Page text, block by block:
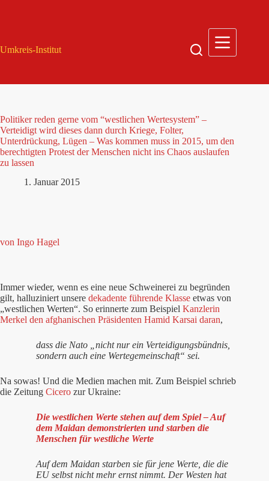
Umkreis-Institut
Politiker reden gerne vom “westlichen Wertesystem” –
Verteidigt wird dieses dann durch Kriege, Folter,
Unterdrückung, Lügen – Was kommen muss in 2015, um den
berechtigten Protest der Menschen nicht ins Chaos auslaufen
zu lassen
1. Januar 2015
von Ingo Hagel
Immer wieder, wenn es eine neue Schweinerei zu begründen
gilt, halluziniert unsere dekadente führende Klasse etwas von
„westlichen Werten“. So erinnerte zum Beispiel Kanzlerin
Merkel den afghanischen Präsidenten Hamid Karsai daran,
dass die Nato „nicht nur ein Verteidigungsbündnis,
sondern auch eine Wertegemeinschaft“ sei.
Na sowas! Und die Medien machen mit. Zum Beispiel schrieb
die Zeitung Cicero zur Ukraine:
Die westlichen Werte stehen auf dem Spiel – Auf
dem Maidan demonstrierten und starben die
Menschen für westliche Werte
Auf dem Maidan starben sie für jene Werte, die die
EU selbst nicht mehr ernst nimmt. Der Westen hat